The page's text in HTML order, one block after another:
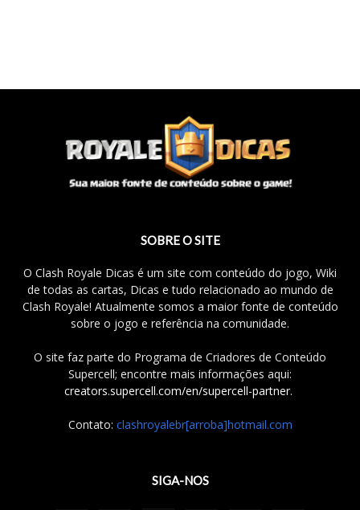
SOBRE O SITE
O Clash Royale Dicas é um site com conteúdo do jogo, Wiki
de todas as cartas, Dicas e tudo relacionado ao mundo de
Clash Royale! Atualmente somos a maior fonte de conteúdo
sobre o jogo e referência na comunidade.
O site faz parte do Programa de Criadores de Conteúdo
Supercell; encontre mais informações aqui:
creators.supercell.com/en/supercell-partner.
Contato: clashroyalebr[arroba]hotmail.com
SIGA-NOS